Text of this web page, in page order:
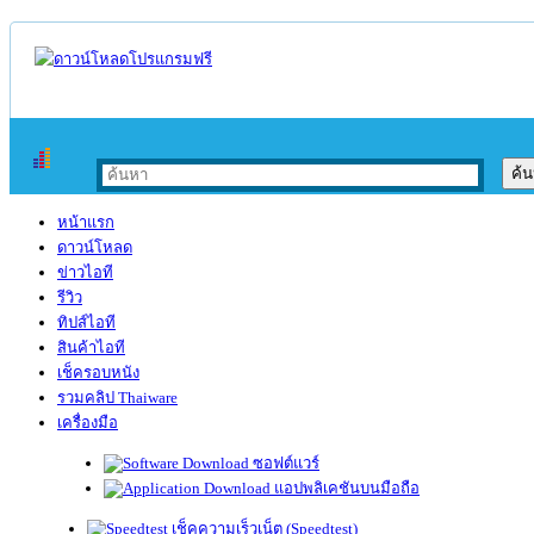
หน้าแรก
ดาวน์โหลด
ข่าวไอที
รีวิว
ทิปส์ไอที
สินค้าไอที
เช็ครอบหนัง
รวมคลิป Thaiware
เครื่องมือ
ซอฟต์แวร์
แอปพลิเคชันบนมือถือ
เช็คความเร็วเน็ต (Speedtest)